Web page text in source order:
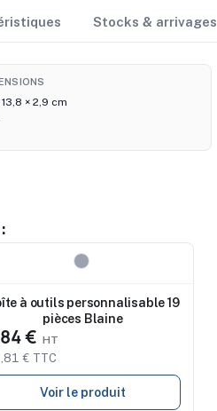
Stocks & arrivages
× 2,9 cm
à outils personnalisable 19
pièces Blaine
€
€ TTC
Voir le produit